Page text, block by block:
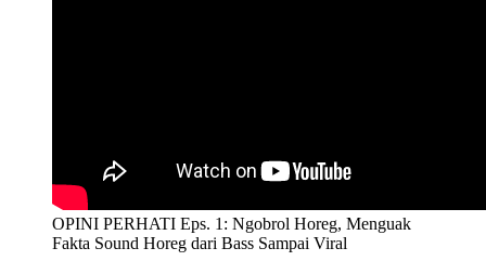
OPINI PERHATI Eps. 1: Ngobrol Horeg, Menguak
Fakta Sound Horeg dari Bass Sampai Viral